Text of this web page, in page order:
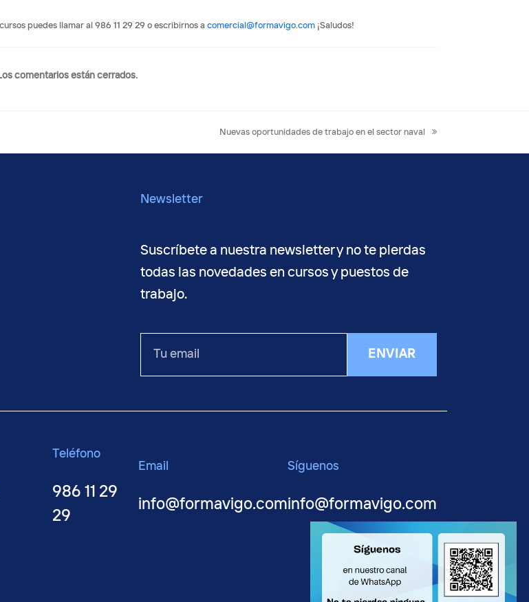
puedes llamar al 986 11 29 29 o escribirnos acomercial@formavigo.com ¡Saludos!
comentarios están cerrados.
next
Nuevas oportunidades de trabajo en el sector naval
Newsletter
Suscríbete a nuestra newsletter y no te pierdas
todas las novedades en cursos y puestos de
trabajo.
email
ENVIAR
Teléfono
986 11 29
29
Email
info@formavigo.com
Síguenos
info@formavigo.com